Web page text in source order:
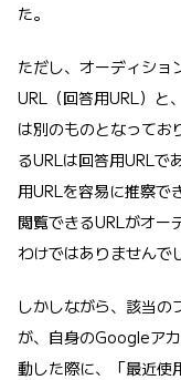
た。
ただし、オーディショ
URL（回答用URL）と
は別のものとなってお
るURLは回答用URLで
用URLを容易に推察で
閲覧できるURLがオー
わけではありませんで
しかしながら、該当の
が、自身のGoogleア
動した際に、「最近使